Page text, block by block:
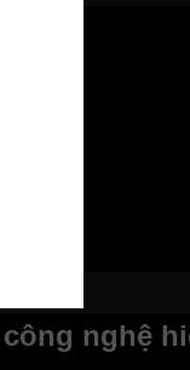
nghệ